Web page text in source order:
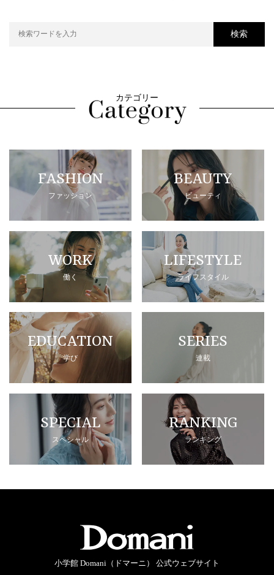
検索
カテゴリー
FASHION
ファッション
BEAUTY
ビューティ
WORK
働く
LIFESTYLE
ライフスタイル
EDUCATION
学び
SERIES
連載
SPECIAL
スペシャル
RANKING
ランキング
小学館 Domani（ドマーニ） 公式ウェブサイト